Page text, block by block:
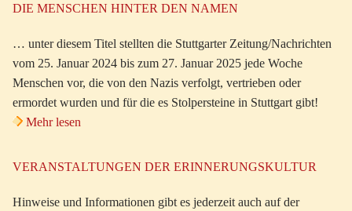
DIE MENSCHEN HINTER DEN NAMEN
… unter diesem Titel stellten die Stuttgarter Zeitung/Nachrichten
vom 25. Januar 2024 bis zum 27. Januar 2025 jede Woche
Menschen vor, die von den Nazis verfolgt, vertrieben oder
ermordet wurden und für die es Stolpersteine in Stuttgart gibt!
Mehr lesen
VERANSTALTUNGEN DER ERINNERUNGSKULTUR
Hinweise und Informationen gibt es jederzeit auch auf der